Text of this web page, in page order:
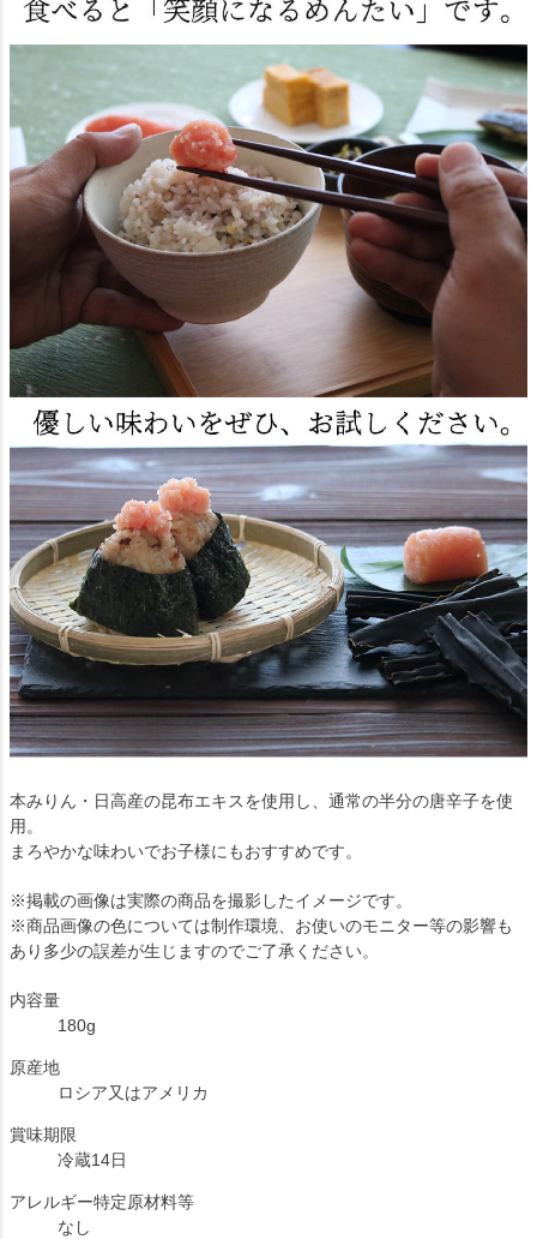
本みりん・日高産の昆布エキスを使用し、通常の半分の唐辛子を使
用。
まろやかな味わいでお子様にもおすすめです。
※掲載の画像は実際の商品を撮影したイメージです。
※商品画像の色については制作環境、お使いのモニター等の影響も
あり多少の誤差が生じますのでご了承ください。
内容量
180g
原産地
ロシア又はアメリカ
賞味期限
冷蔵14日
アレルギー特定原材料等
なし